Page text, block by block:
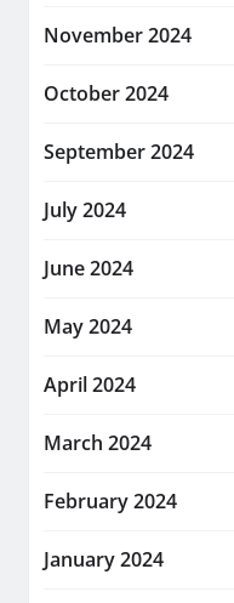
November 2024
October 2024
September 2024
July 2024
June 2024
May 2024
April 2024
March 2024
February 2024
January 2024